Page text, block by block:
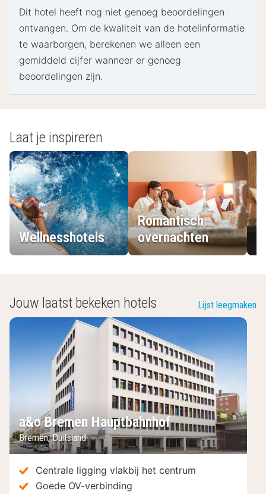
Dit hotel heeft nog niet genoeg beoordelingen
ontvangen. Om de kwaliteit van de hotelinformatie
te waarborgen, berekenen we alleen een
gemiddeld cijfer wanneer er genoeg
beoordelingen zijn.
Laat je inspireren
Wellnesshotels
Romantisch
overnachten
Jouw laatst bekeken hotels Lijst leegmaken
a&o Bremen Hauptbahnhof
Bremen,Duitsland
Centrale ligging vlakbij het centrum
Goede OV-verbinding